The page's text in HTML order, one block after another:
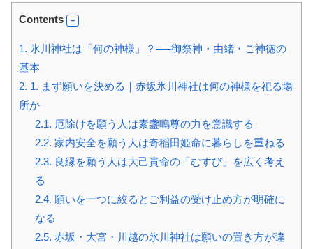
Contents
1. 氷川神社は「何の神様」？──御祭神・由緒・ご神徳の
基本
2. 1. まず願いを決める｜赤坂氷川神社は何の神様を祀る場
所か
2.1. 厄除けを願う人は素盞嗚尊の力を意識する
2.2. 家内安全を願う人は奇稲田姫命に暮らしを重ねる
2.3. 良縁を願う人は大己貴命の「むすび」を広く考え
る
2.4. 願いを一つに絞るとご利益の受け止め方が明確に
なる
2.5. 赤坂・大宮・川越の氷川神社は願いの置き方が違